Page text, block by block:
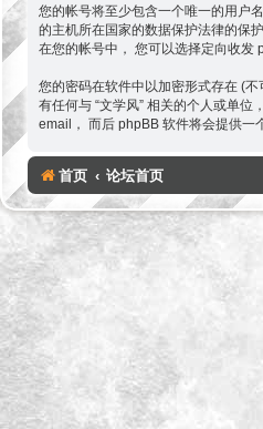
您的帐号将至少包含一个唯一的用户
的主机所在国家的数据保护法律的保
在您的帐号中， 您可以选择定向收发
您的密码在软件中以加密形式存在 (
有任何与 “文学风” 相关的个人或单
email， 而后 phpBB 软件将会提供一
首页 论坛首页